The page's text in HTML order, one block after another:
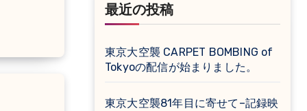
最近の投稿
東京大空襲 CARPET BOMBING of
Tokyoの配信が始まりました。
東京大空襲81年目に寄せて–記録映